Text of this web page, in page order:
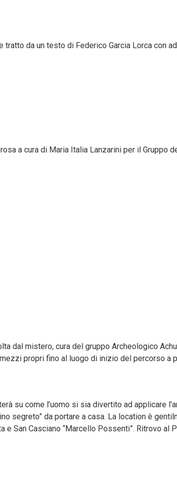
da un testo di Federico Garcia Lorca con
a cura di Maria Italia Lanzarini per il Gruppo
dal mistero, cura del gruppo Archeologico
propri fino al luogo di inizio del percorso a
su come l’uomo si sia divertito ad applicare
segreto” da portare a casa. La location è
San Casciano “Marcello Possenti”. Ritrovo al